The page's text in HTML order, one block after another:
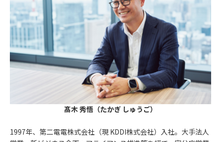
髙木 秀悟（たかぎ しゅうご）
1997年、第二電電株式会社（現 KDDI株式会社）入社。大手法人